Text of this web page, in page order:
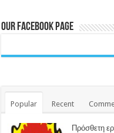
Our Facebook Page
Popular Recent
Πρόσθετη